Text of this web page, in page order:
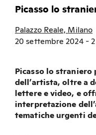
Picasso lo
Palazzo Reale, Milano
20 settembre 2024 -
Picasso lo straniero
dell’artista, oltre a
lettere e video, e
interpretazione
tematiche urgenti